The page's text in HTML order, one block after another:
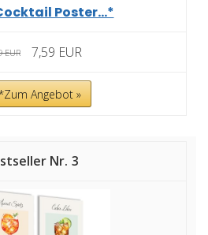
Poster...*
EUR 7,59 EUR
Angebot »
3